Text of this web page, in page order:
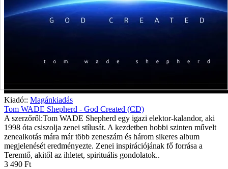
Kiadó:: Magánkiadás
Tom WADE Shepherd - God Created (CD)
A szerzőről:Tom WADE Shepherd egy igazi elektor-kalandor, aki
1998 óta csiszolja zenei stílusát. A kezdetben hobbi szinten művelt
zenealkotás mára már több zeneszám és három sikeres album
megjelenését eredményezte. Zenei inspirációjának fő forrása a
Teremtő, akitől az ihletet, spirituális gondolatok..
3 490 Ft